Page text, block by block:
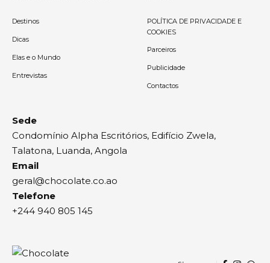
Destinos
Dicas
Elas e o Mundo
Entrevistas
POLÍTICA DE PRIVACIDADE E
COOKIES
Parceiros
Publicidade
Contactos
Sede
Condomínio Alpha Escritórios, Edifício Zwela,
Talatona, Luanda, Angola
Email
geral@chocolate.co.ao
Telefone
+244 940 805 145